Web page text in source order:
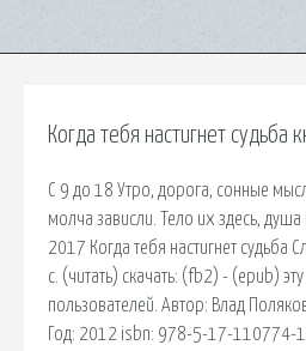
Когда тебя настигнет судьба
С 9 до 18 Утро, дорога, сонные
молча зависли. Тело их здесь,
2017 Когда тебя настигнет судьба
с. (читать) скачать: (fb2) - (epub)
пользователей. Автор: Влад
Год: 2012 isbn: 978-5-17-110774-